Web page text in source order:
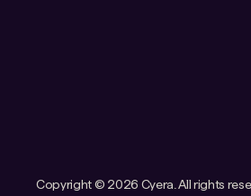
Copyright © 2026 Cyera. All rights